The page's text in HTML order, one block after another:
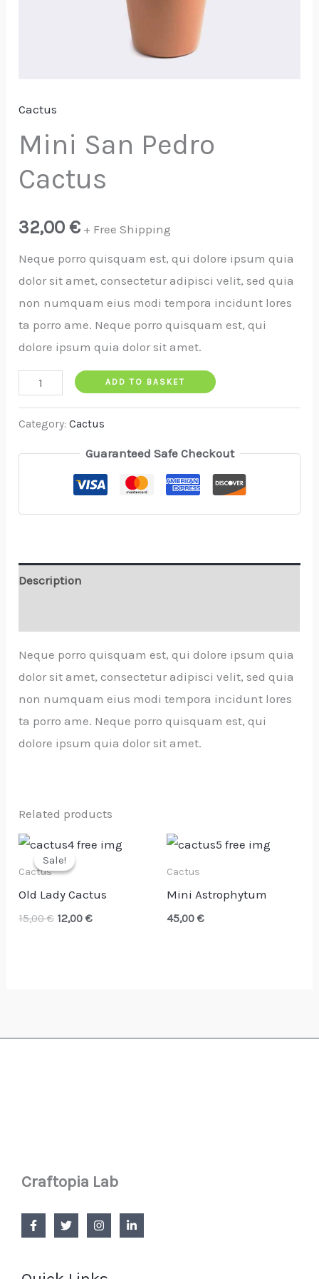
Cactus
Mini San Pedro
Cactus
32,00€ + Free Shipping
Neque porro quisquam est, qui dolore ipsum quia
dolor sit amet, consectetur adipisci velit, sed quia
non numquam eius modi tempora incidunt lores
ta porro ame. Neque porro quisquam est, qui
dolore ipsum quia dolor sit amet.
ADD TO BASKET
Category:Cactus
Guaranteed Safe Checkout
Description
Neque porro quisquam est, qui dolore ipsum quia
dolor sit amet, consectetur adipisci velit, sed quia
non numquam eius modi tempora incidunt lores
ta porro ame. Neque porro quisquam est, qui
dolore ipsum quia dolor sit amet.
Related products
Sale!
Sale!
Cactus
Old Lady Cactus
15,00€
Original
price
was:
12,00€
Current
price
Cactus
Mini Astrophytum
45,00 €
Craftopia Lab